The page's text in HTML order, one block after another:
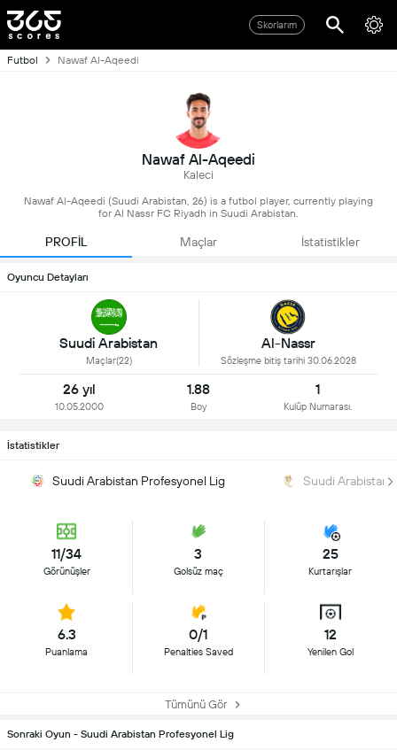
Skorlarım
Futbol Nawaf Al-Aqeedi
Nawaf Al-Aqeedi
Kaleci
Nawaf Al-Aqeedi (Suudi Arabistan, 26) is a futbol player, currently playing
for Al Nassr FC Riyadh in Suudi Arabistan.
PROFİL Maçlar İstatistikler
Oyuncu Detayları
Suudi Arabistan
Maçlar(22)
Al-Nassr
Sözleşme bitiş tarihi 30.06.2028
26 yıl
10.05.2000
1.88
Boy
1
Kulüp Numarası.
İstatistikler
Suudi Arabistan Profesyonel Lig Suudi Arabistan
11/34
Görünüşler
3
Golsüz maç
25
Kurtarışlar
6.3
Puanlama
0/1
Penalties Saved
12
Yenilen Gol
Tümünü Gör
Sonraki Oyun - Suudi Arabistan Profesyonel Lig